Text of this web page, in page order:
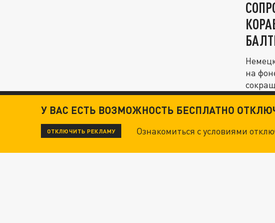
на
У ВАС ЕСТЬ ВОЗМОЖНОСТЬ БЕСПЛАТНО
ОТКЛЮЧИТЬ РЕКЛАМУ Ознакомиться с условиями